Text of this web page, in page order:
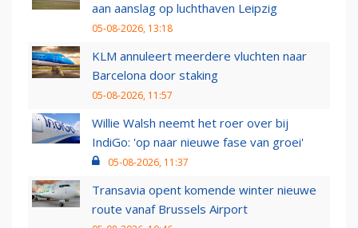
aan aanslag op luchthaven Leipzig
05-08-2026, 13:18
KLM annuleert meerdere vluchten naar
Barcelona door staking
05-08-2026, 11:57
Willie Walsh neemt het roer over bij
IndiGo: 'op naar nieuwe fase van groei'
05-08-2026, 11:37
Transavia opent komende winter nieuwe
route vanaf Brussels Airport